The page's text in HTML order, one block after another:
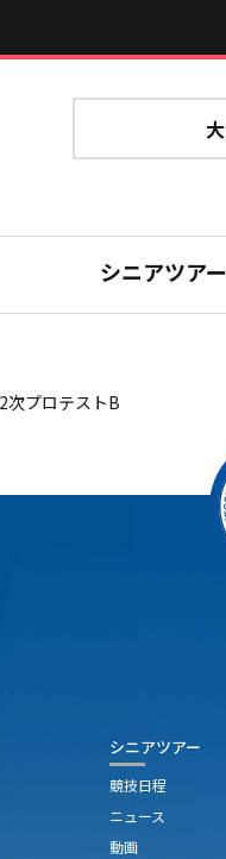
シニアツアー
2次プロテストB
シニアツアー
競技日程
ニュース
動画